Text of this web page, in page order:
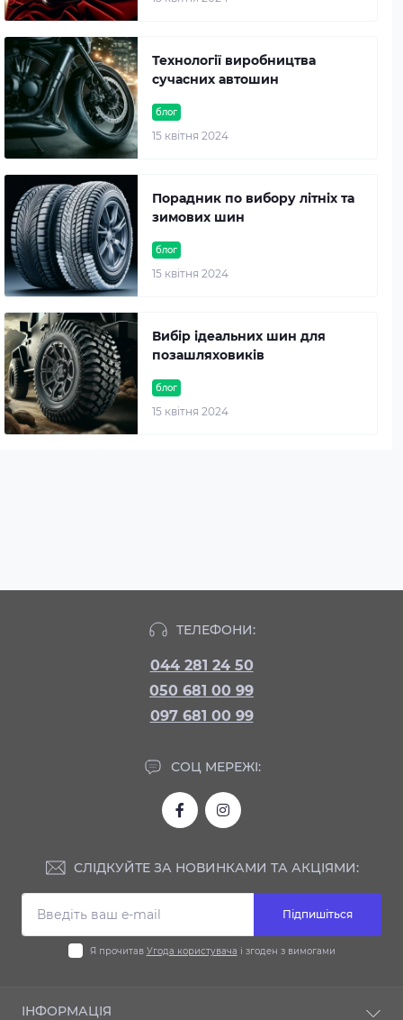
блог
15 квітня 2024
Технології виробництва
сучасних автошин
блог
15 квітня 2024
Порадник по вибору літніх та
зимових шин
блог
15 квітня 2024
Вибір ідеальних шин для
позашляховиків
ТЕЛЕФОНИ:
044 281 24 50
050 681 00 99
097 681 00 99
СОЦ МЕРЕЖІ:
СЛІДКУЙТЕ ЗА НОВИНКАМИ ТА АКЦІЯМИ:
Підпишіться
Я прочитав Угода користувача і згоден з вимогами
ІНФОРМАЦІЯ